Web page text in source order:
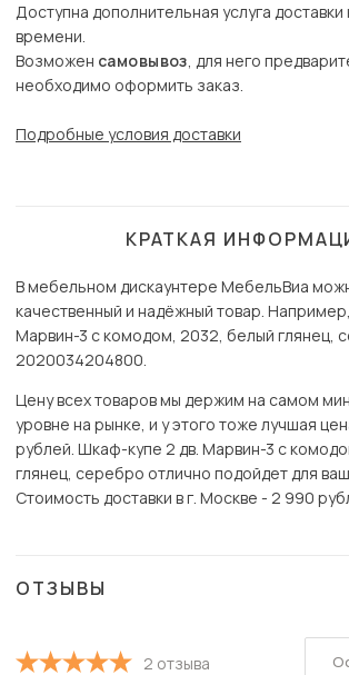
Доступна дополнительная услуга
времени.
Возможен самовывоз, для него
необходимо оформить заказ.
Подробные условия доставки
КРАТКАЯ
В мебельном дискаунтере МебельВиа
качественный и надёжный товар.
Марвин-3 с комодом, 2032, белый глянец,
2020034204800.
Цену всех товаров мы держим на самом
уровне на рынке, и у этого тоже лучшая
рублей. Шкаф-купе 2 дв. Марвин-3 с
глянец, серебро отлично подойдет для
Стоимость доставки в г. Москве - 2 990
ОТЗЫВЫ
2 отзыва